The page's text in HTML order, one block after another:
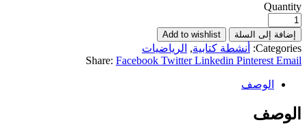
Quantity
إضافة إلى السلة Add to wishlist
Categories: أنشطة كتابية, الرياضيات
Share: Facebook Twitter Linkedin Pinterest Email
الوصف
الوصف